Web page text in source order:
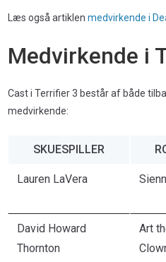
Læs også artiklen medvirkende i
Medvirkende i
Cast i Terrifier 3 består af både
medvirkende:
SKUESPILLER
Lauren LaVera
David Howard
Thornton
Art